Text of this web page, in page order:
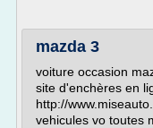
mazda 3
voiture occasion
site d'enchères en
http://
vehicules vo toutes